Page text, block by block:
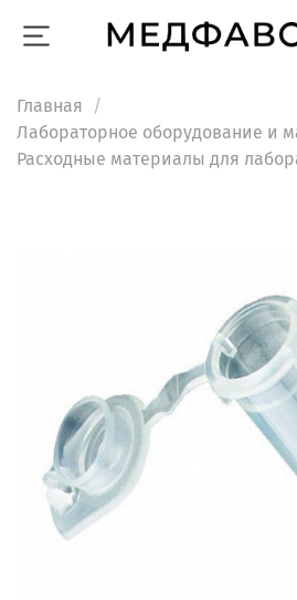
Главная
Лабораторное оборудование и
Расходные материалы для